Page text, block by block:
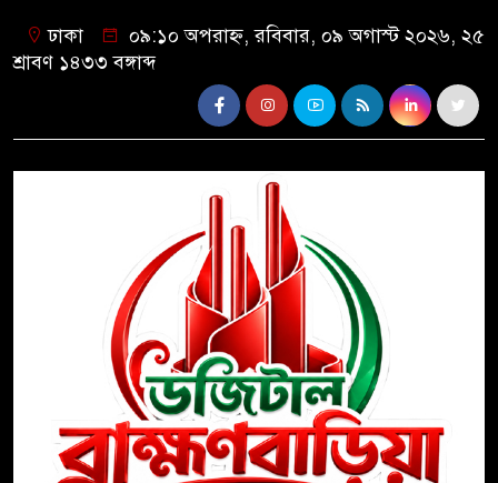
ঢাকা
০৯:১০ অপরাহ্ন, রবিবার, ০৯ অগাস্ট ২০২৬, ২৫
শ্রাবণ ১৪৩৩ বঙ্গাব্দ